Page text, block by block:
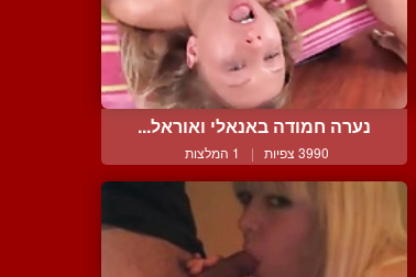
נערה חמודה באנאלי ואוראל...
3990 צפיות | 1 המלצות